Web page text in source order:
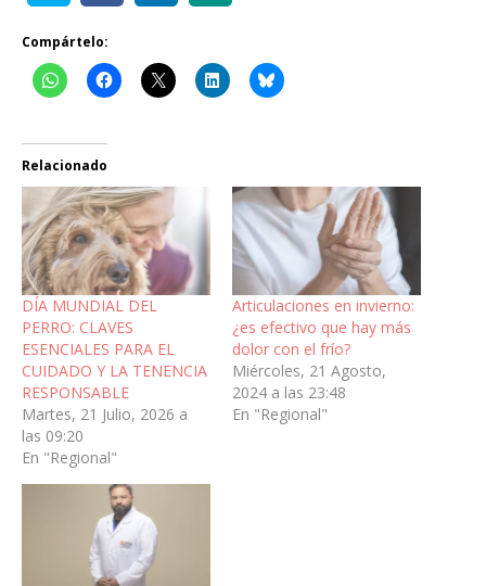
Compártelo:
Relacionado
DÍA MUNDIAL DEL
PERRO: CLAVES
ESENCIALES PARA EL
CUIDADO Y LA TENENCIA
RESPONSABLE
Martes, 21 Julio, 2026 a
las 09:20
En "Regional"
Articulaciones en invierno:
¿es efectivo que hay más
dolor con el frío?
Miércoles, 21 Agosto,
2024 a las 23:48
En "Regional"